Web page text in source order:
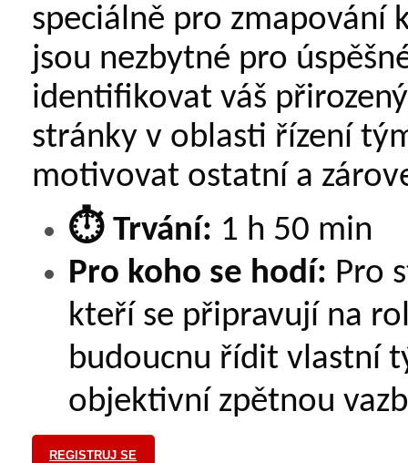
speciálně pro zmapování
jsou nezbytné pro
identifikovat váš
stránky v oblasti řízení
motivovat ostatní a
⏱️Trvání: 1 h 50 min
Pro koho se hodí: Pro
kteří se připravují na
budoucnu řídit vlastní
objektivní zpětnou
REGISTRUJ SE